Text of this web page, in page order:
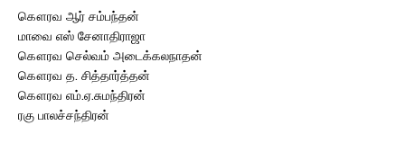
கௌரவ ஆர் சம்பந்தன்
மாவை எஸ் சேனாதிராஜா
கௌரவ செல்வம் அடைக்கலநாதன்
கௌரவ த. சித்தார்த்தன்
கௌரவ எம்.ஏ.சுமந்திரன்
ரகு பாலச்சந்திரன்